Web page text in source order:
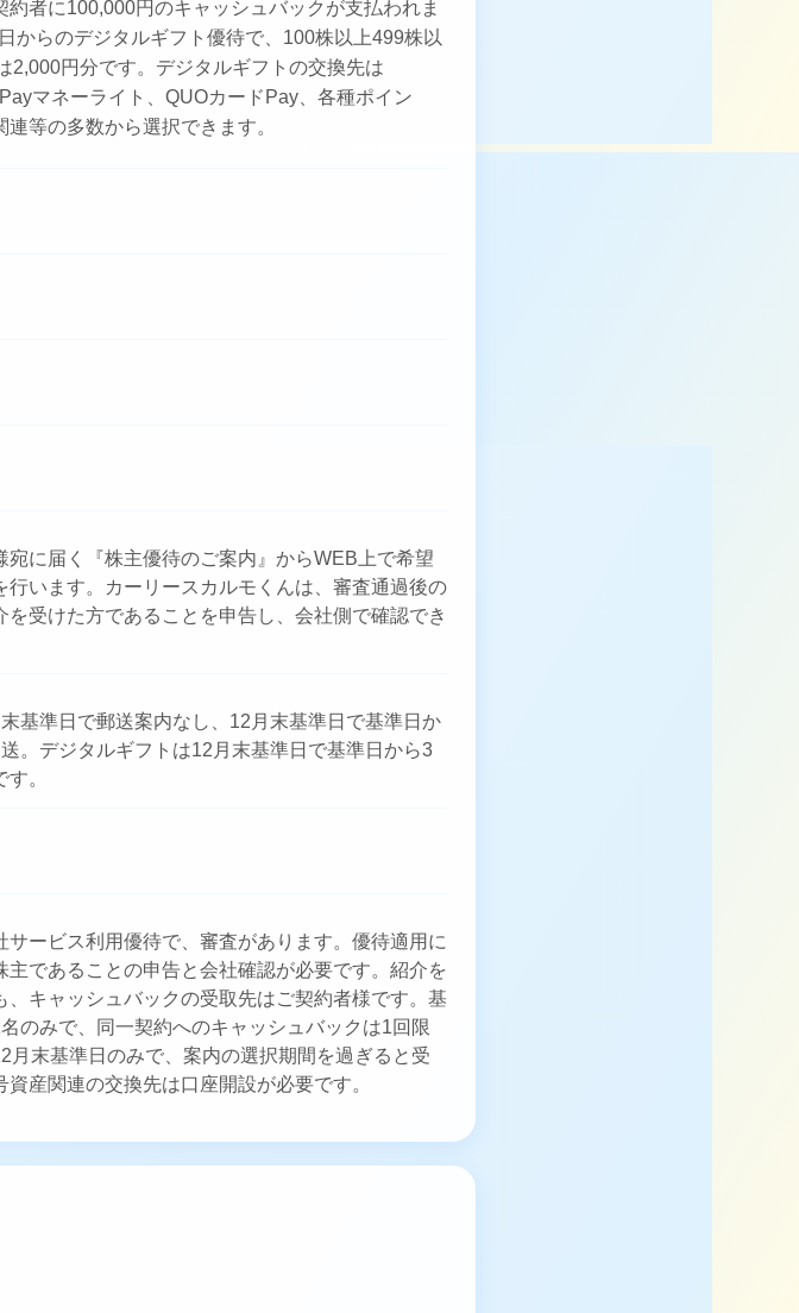
者に100,000円のキャッシュバックが支払われま
からのデジタルギフト優待で、100株以上499株以
2,000円分です。デジタルギフトの交換先は
マネーライト、QUOカードPay、各種ポイン
等の多数から選択できます。
宛に届く『株主優待のご案内』からWEB上で希望
行います。カーリースカルモくんは、審査通過後の
受けた方であることを申告し、会社側で確認でき
基準日で郵送案内なし、12月末基準日で基準日か
。デジタルギフトは12月末基準日で基準日から3
。
サービス利用優待で、審査があります。優待適用に
主であることの申告と会社確認が必要です。紹介を
、キャッシュバックの受取先はご契約者様です。基
のみで、同一契約へのキャッシュバックは1回限
月末基準日のみで、案内の選択期間を過ぎると受
産関連の交換先は口座開設が必要です。